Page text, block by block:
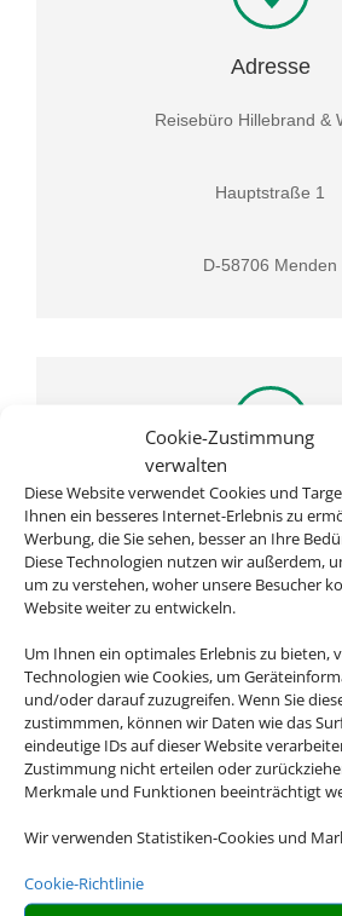
Cookie-Zustimmung
verwalten
Diese Website verwendet Cookies und
Ihnen ein besseres Internet-Erlebnis zu
Werbung, die Sie sehen, besser an Ihre
Diese Technologien nutzen wir außerdem,
um zu verstehen, woher unsere Besucher
Website weiter zu entwickeln.
Um Ihnen ein optimales Erlebnis zu bieten,
Technologien wie Cookies, um
und/oder darauf zuzugreifen. Wenn Sie
zustimmmen, können wir Daten wie das
eindeutige IDs auf dieser Website
Zustimmung nicht erteilen oder
Merkmale und Funktionen beeinträchtigt
Wir verwenden Statistiken-Cookies und
Cookie-Richtlinie
Adresse
Reisebüro Hillebrand &
Hauptstraße 1
D-58706 Menden
Rufen Sie uns
02373 2333
Schreiben Sie uns
info@reisebuero-